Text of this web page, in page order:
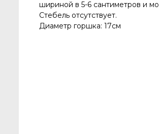
шириной в 5-6 сантиметров и
Стебель отсутствует.
Диаметр горшка: 17см